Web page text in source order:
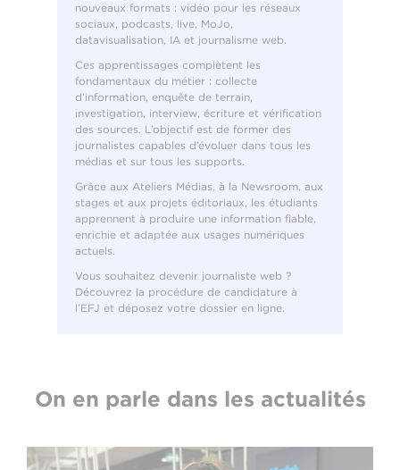
nouveaux formats : vidéo pour les réseaux
sociaux, podcasts, live, MoJo,
datavisualisation, IA et journalisme web.
Ces apprentissages complètent les
fondamentaux du métier : collecte
d’information, enquête de terrain,
investigation, interview, écriture et vérification
des sources. L’objectif est de former des
journalistes capables d’évoluer dans tous les
médias et sur tous les supports.
Grâce aux Ateliers Médias, à la Newsroom, aux
stages et aux projets éditoriaux, les étudiants
apprennent à produire une information fiable,
enrichie et adaptée aux usages numériques
actuels.
Vous souhaitez devenir journaliste web ?
Découvrez la procédure de candidature à
l’EFJ et déposez votre dossier en ligne.
On en parle dans les actualités